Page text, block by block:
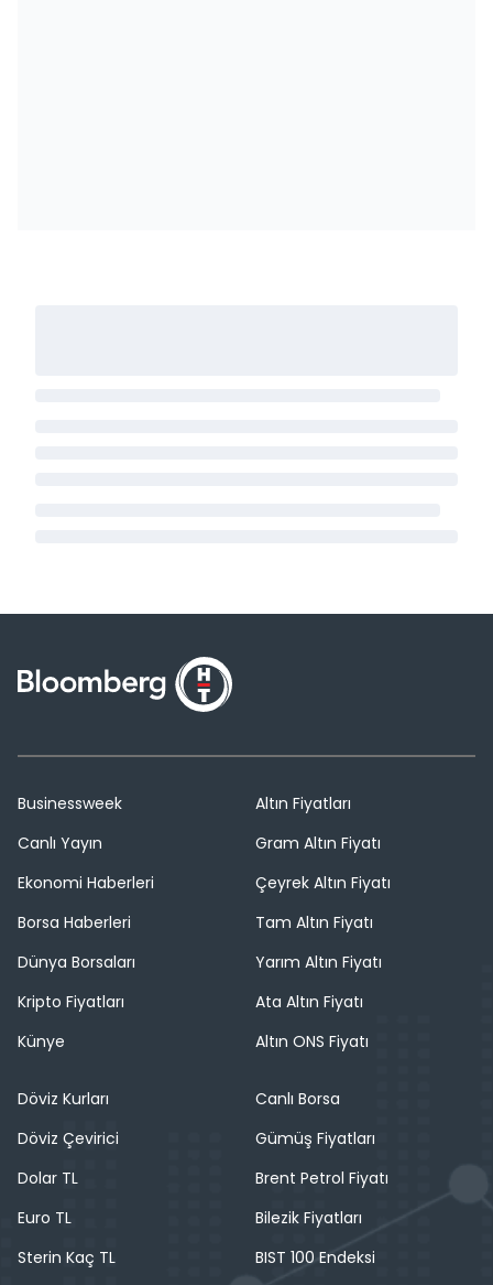
Businessweek
Canlı Yayın
Ekonomi Haberleri
Borsa Haberleri
Dünya Borsaları
Kripto Fiyatları
Künye
Altın Fiyatları
Gram Altın Fiyatı
Çeyrek Altın Fiyatı
Tam Altın Fiyatı
Yarım Altın Fiyatı
Ata Altın Fiyatı
Altın ONS Fiyatı
Döviz Kurları
Döviz Çevirici
Dolar TL
Euro TL
Sterin Kaç TL
Canlı Borsa
Gümüş Fiyatları
Brent Petrol Fiyatı
Bilezik Fiyatları
BIST 100 Endeksi